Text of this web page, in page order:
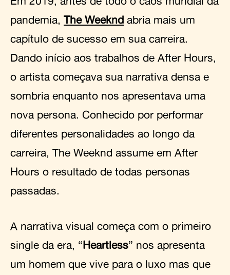
pandemia, The Weeknd abria mais um
capítulo de sucesso em sua carreira.
Dando início aos trabalhos de After Hours,
o artista começava sua narrativa densa e
sombria enquanto nos apresentava uma
nova persona. Conhecido por performar
diferentes personalidades ao longo da
carreira, The Weeknd assume em After
Hours o resultado de todas personas
passadas.
A narrativa visual começa com o primeiro
single da era, “Heartless” nos apresenta
um homem que vive para o luxo mas que